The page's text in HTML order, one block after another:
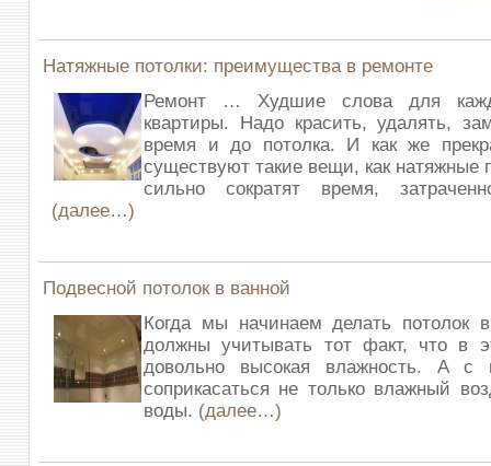
Натяжные потолки: преимущества в ремонте
Ремонт … Худшие слова для
квартиры. Надо красить, удалять,
время и до потолка. И как же
существуют такие вещи, как натяжные
сильно сократят время,
(далее…)
Подвесной потолок в ванной
Когда мы начинаем делать потолок
должны учитывать тот факт, что в
довольно высокая влажность. А с
соприкасаться не только влажный
воды. (далее…)